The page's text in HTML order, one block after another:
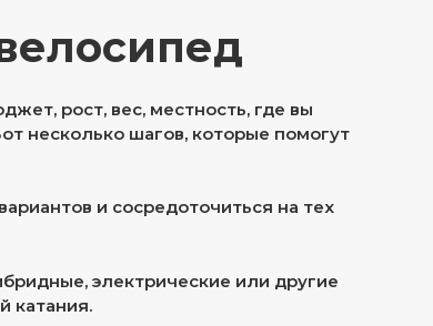
рост, вес, местность, где вы
несколько шагов, которые помогут
и сосредоточиться на тех
электрические или другие
катания.